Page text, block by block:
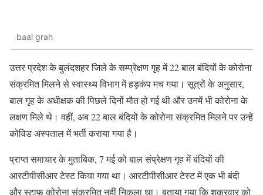
baal grah
उत्तर प्रदेश के बुलंदशहर जिले के सम्प्रेक्षण गृह में 22 बाल बंदियों के कोरोना
संक्रमित मिलने से स्वास्थ्य विभाग में हड़कंप मच गया। सूत्रों के अनुसार,
बाल गृह के अधीक्षक की पिछले दिनों मौत हो गई थी और उनमें भी कोरोना के
लक्षण मिले थे। वहीं, अब 22 बाल बंदियों के कोरोना संक्रमित मिलने पर उन्हें
कोविड अस्पताल में भर्ती कराया गया है।
प्राप्त समाचार के मुताबिक, 7 मई को बाल संप्रेक्षण गृह में बंदियों की
आरटीपीसीआर टेस्ट किया गया था। आरटीपीसीआर टेस्ट में एक भी बंदी
और स्टाफ कोरोना संक्रमित नहीं निकला था। बताया गया कि शुक्रवार को